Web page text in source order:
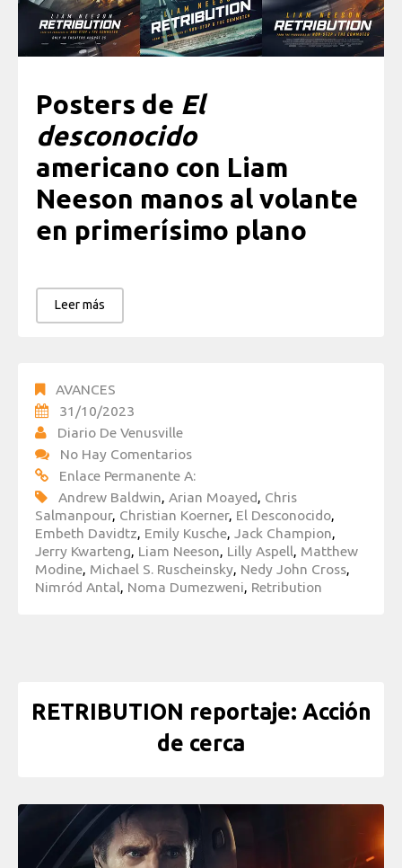
Posters de El
desconocido
americano con Liam
Neeson manos al volante
en primerísimo plano
Leer más
AVANCES
31/10/2023
Diario De Venusville
No Hay Comentarios
Enlace Permanente A:
Andrew Baldwin, Arian Moayed, Chris
Salmanpour, Christian Koerner, El Desconocido,
Embeth Davidtz, Emily Kusche, Jack Champion,
Jerry Kwarteng, Liam Neeson, Lilly Aspell, Matthew
Modine, Michael S. Ruscheinsky, Nedy John Cross,
Nimród Antal, Noma Dumezweni, Retribution
RETRIBUTION reportaje: Acción
de cerca